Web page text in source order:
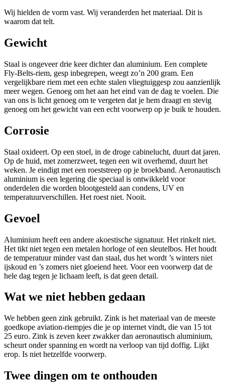
Wij hielden de vorm vast. Wij veranderden het materiaal. Dit is
waarom dat telt.
Gewicht
Staal is ongeveer drie keer dichter dan aluminium. Een complete
Fly-Belts-riem, gesp inbegrepen, weegt zo’n 200 gram. Een
vergelijkbare riem met een echte stalen vliegtuiggesp zou aanzienlijk
meer wegen. Genoeg om het aan het eind van de dag te voelen. Die
van ons is licht genoeg om te vergeten dat je hem draagt en stevig
genoeg om het gewicht van een echt voorwerp op je buik te houden.
Corrosie
Staal oxideert. Op een stoel, in de droge cabinelucht, duurt dat jaren.
Op de huid, met zomerzweet, tegen een wit overhemd, duurt het
weken. Je eindigt met een roeststreep op je broekband. Aeronautisch
aluminium is een legering die speciaal is ontwikkeld voor
onderdelen die worden blootgesteld aan condens, UV en
temperatuurverschillen. Het roest niet. Nooit.
Gevoel
Aluminium heeft een andere akoestische signatuur. Het rinkelt niet.
Het tikt niet tegen een metalen horloge of een sleutelbos. Het houdt
de temperatuur minder vast dan staal, dus het wordt ’s winters niet
ijskoud en ’s zomers niet gloeiend heet. Voor een voorwerp dat de
hele dag tegen je lichaam leeft, is dat geen detail.
Wat we niet hebben gedaan
We hebben geen zink gebruikt. Zink is het materiaal van de meeste
goedkope aviation-riempjes die je op internet vindt, die van 15 tot
25 euro. Zink is zeven keer zwakker dan aeronautisch aluminium,
scheurt onder spanning en wordt na verloop van tijd doffig. Lijkt
erop. Is niet hetzelfde voorwerp.
Twee dingen om te onthouden